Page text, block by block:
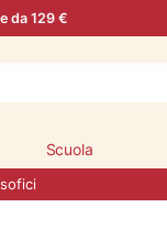
da 129 €
Scuola